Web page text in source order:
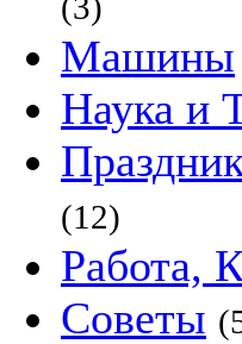
Машины
Наука и
(12)
Работа,
Советы